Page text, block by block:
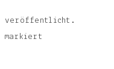
veröffentlicht.
markiert